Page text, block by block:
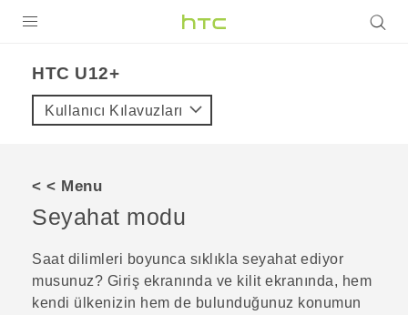
VIVE
VIVERSE
DESTEK
HTC U12+‎
Kullanıcı Kılavuzları
< < Menu
Seyahat modu
Saat dilimleri boyunca sıklıkla seyahat ediyor
musunuz? Giriş ekranında ve kilit ekranında, hem
kendi ülkenizin hem de bulunduğunuz konumun